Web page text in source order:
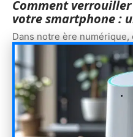
Comment
votre smartphone :
Dans notre ère